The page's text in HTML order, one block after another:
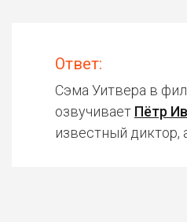
Ответ:
Сэма Уитвера в
озвучивает Пётр
известный диктор,